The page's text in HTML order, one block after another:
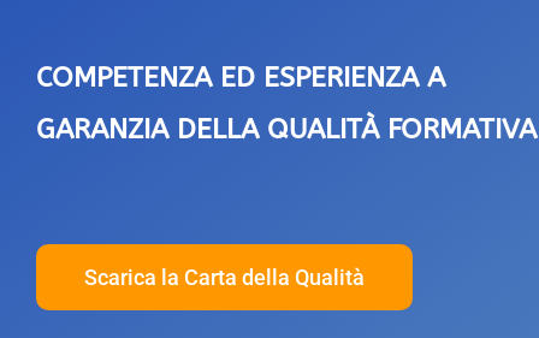
COMPETENZA ED ESPERIENZA A
GARANZIA DELLA QUALITÀ
Scarica la Carta della Qualità